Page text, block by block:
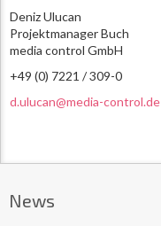
Deniz Ulucan
Projektmanager Buch
media control GmbH
+49 (0) 7221 / 309-0
d.ulucan@media-control.de
News